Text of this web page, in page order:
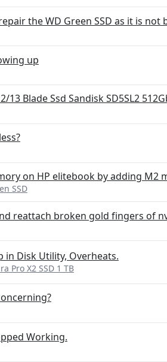
the WD Green SSD as it is not
up
13 Blade Ssd Sandisk SD5SL2
on HP elitebook by adding M2
SSD
reattach broken gold fingers of
in Disk Utility, Overheats.
Pro X2 SSD 1 TB
Working.